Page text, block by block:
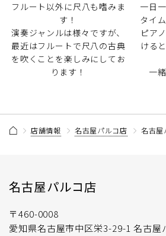
フルート以外に尺八も嗜みま
す！
演奏ジャンルは様々ですが、
最近はフルートで尺八の古典
を吹くことを楽しみにしてお
ります！
一日
タイ
ピア
ける
一
店舗情報 名古屋パルコ店 名古屋
名古屋パルコ店
〒460-0008
愛知県名古屋市中区栄3-29-1 名古屋